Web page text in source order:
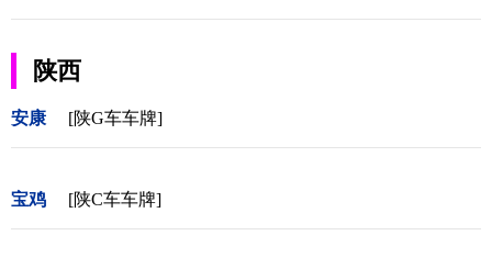
陕西
安康 [陕G车车牌]
宝鸡 [陕C车车牌]